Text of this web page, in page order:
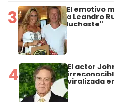
3 El emotivo
a Leandro
luchaste"
4 El actor
viralizada